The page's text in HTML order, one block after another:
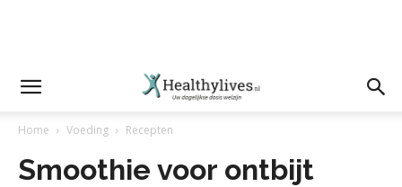
Home Voeding Recepten
Smoothie voor ontbijt